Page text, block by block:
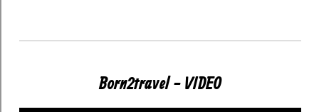
Born2travel - VIDEO